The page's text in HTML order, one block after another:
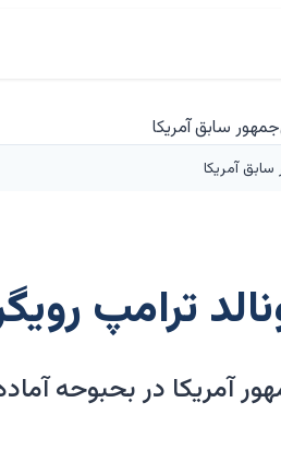
آمریکا
ترامپ
آمریکا در بحبوحه